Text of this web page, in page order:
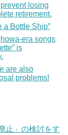
losing
retirement.
a Bottle Ship”
era songs
is
are also
problems!
止」の検討をす